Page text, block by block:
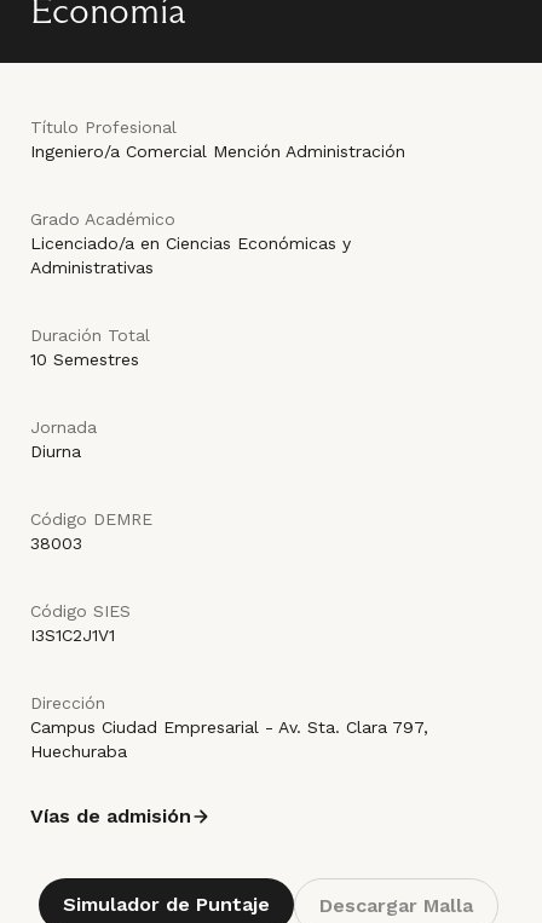
Economía
Título Profesional
Ingeniero/a Comercial Mención Administración
Grado Académico
Licenciado/a en Ciencias Económicas y
Administrativas
Duración Total
10 Semestres
Jornada
Diurna
Código DEMRE
38003
Código SIES
I3S1C2J1V1
Dirección
Campus Ciudad Empresarial - Av. Sta. Clara 797,
Huechuraba
Vías de admisión
Simulador de Puntaje Descargar Malla